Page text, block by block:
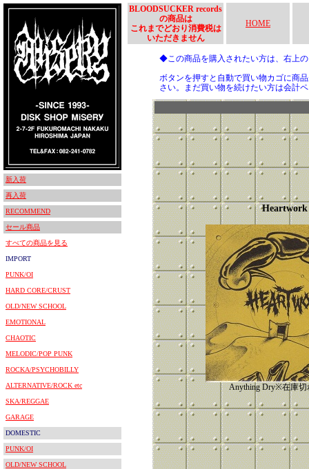
新入荷
再入荷
RECOMMEND
セール商品
すべての商品を見る
IMPORT
PUNK/OI
HARD CORE/CRUST
OLD/NEW SCHOOL
EMOTIONAL
CHAOTIC
MELODIC/POP PUNK
ROCKA/PSYCHOBILLY
ALTERNATIVE/ROCK etc
SKA/REGGAE
GARAGE
DOMESTIC
PUNK/OI
OLD/NEW SCHOOL
BLOODSUCKER records
の商品は
これまでどおり消費税は
いただきません
HOME
◆この商品を購入されたい方は、右上
ボタンを押すと自動で買い物カゴに商
さい。まだ買い物を続けたい方は会計
Heartwork
Anything Dry※在庫